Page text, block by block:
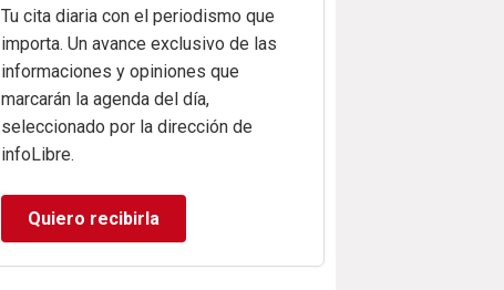
Tu cita diaria con el periodismo que
importa. Un avance exclusivo de las
informaciones y opiniones que
marcarán la agenda del día,
seleccionado por la dirección de
infoLibre.
Quiero recibirla